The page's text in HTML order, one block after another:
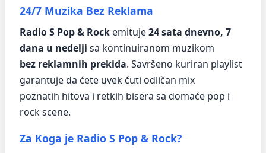
24/7 Muzika Bez Reklama
Radio S Pop & Rock emituje24 sata dnevno, 7
dana u nedelji sa kontinuiranom muzikom
bez reklamnih prekida. Savršeno kuriran playlist
garantuje da ćete uvek čuti odličan mix
poznatih hitova i retkih bisera sa domaće pop i
rock scene.
Za Koga je Radio S Pop & Rock?